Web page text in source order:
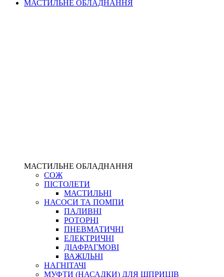
МАСТИЛЬНЕ ОБЛАДНАННЯ
МАСТИЛЬНЕ ОБЛАДНАННЯ
СОЖ
ПІСТОЛЕТИ
МАСТИЛЬНІ
НАСОСИ ТА ПОМПИ
ПАЛИВНІ
РОТОРНІ
ПНЕВМАТИЧНІ
ЕЛЕКТРИЧНІ
ДІАФРАГМОВІ
ВАЖІЛЬНІ
НАГНІТАЧІ
МУФТИ (НАСАДКИ) ДЛЯ ШПРИЦІВ